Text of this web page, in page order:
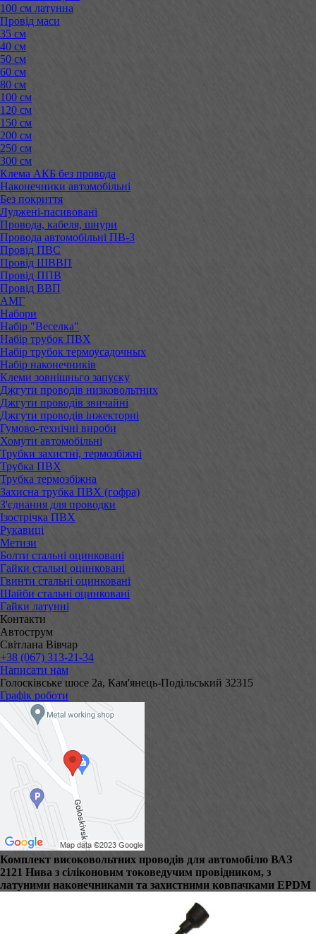
100 см латунна
Провід маси
35 см
40 см
50 см
60 см
80 см
100 см
120 см
150 см
200 см
250 см
300 см
Клема АКБ без провода
Наконечники автомобільні
Без покриття
Луджені-пасивовані
Провода, кабеля, шнури
Провода автомобільні ПВ-3
Провід ПВС
Провід ШВВП
Провід ППВ
Провід ВВП
АМГ
Набори
Набір "Веселка"
Набір трубок ПВХ
Набір трубок термоусадочных
Набір наконечників
Клеми зовнішньго запуску
Джгути проводів низковольтних
Джгути проводів звичайні
Джгути проводів інжекторні
Гумово-технічні вироби
Хомути автомобільні
Трубки захистні, термозбіжні
Трубка ПВХ
Трубка термозбіжна
Захисна трубка ПВХ (гофра)
З'єднання для проводки
Ізострічка ПВХ
Рукавиці
Метизи
Болти стальні оцинковані
Гайки стальні оцинковані
Гвинти стальні оцинковані
Шайби стальні оцинковані
Гайки латунні
Контакти
Автострум
Світлана Вівчар
+38 (067) 313-21-34
Написати нам
Голосківське шосе 2а, Кам'янець-Подільський 32315
Графік роботи
Комплект високовольтних проводів для автомобілю ВАЗ
2121 Нива з сіліконовим токоведучим провідником, з
латуними наконечниками та захистними ковпачками EPDM